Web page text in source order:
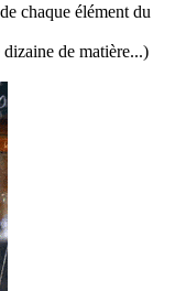
chaque élément du
de matière...)